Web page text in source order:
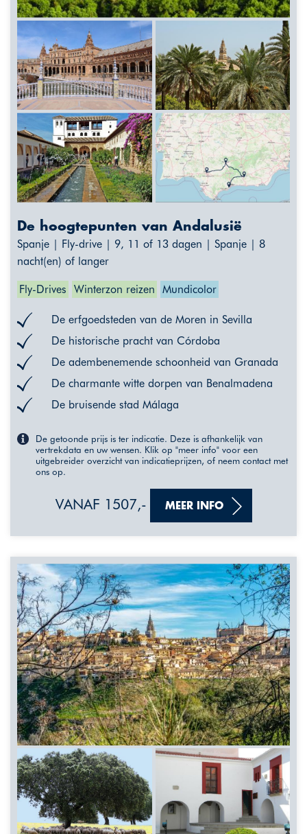
De hoogtepunten van Andalusië
Spanje | Fly-drive | 9, 11 of 13 dagen | Spanje | 8
nacht(en) of langer
Fly-Drives Winterzon reizen Mundicolor
De erfgoedsteden van de Moren in Sevilla
De historische pracht van Córdoba
De adembenemende schoonheid van Granada
De charmante witte dorpen van Benalmadena
De bruisende stad Málaga
De getoonde prijs is ter indicatie. Deze is afhankelijk van
vertrekdata en uw wensen. Klik op "meer info" voor een
uitgebreider overzicht van indicatieprijzen, of neem contact met
ons op.
VANAF 1507,- MEER INFO